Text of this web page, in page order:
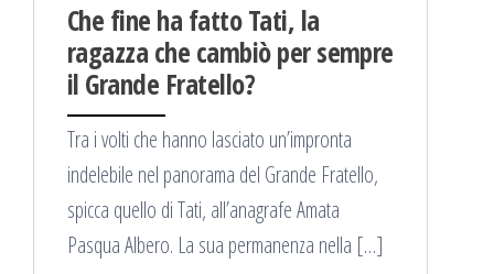
Che fine ha fatto Tati, la
ragazza che cambiò per sempre
il Grande Fratello?
Tra i volti che hanno lasciato un’impronta
indelebile nel panorama del Grande Fratello,
spicca quello di Tati, all’anagrafe Amata
Pasqua Albero. La sua permanenza nella […]